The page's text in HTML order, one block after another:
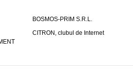
BOSMOS-PRIM S.R.L.
CITRON, clubul de Internet